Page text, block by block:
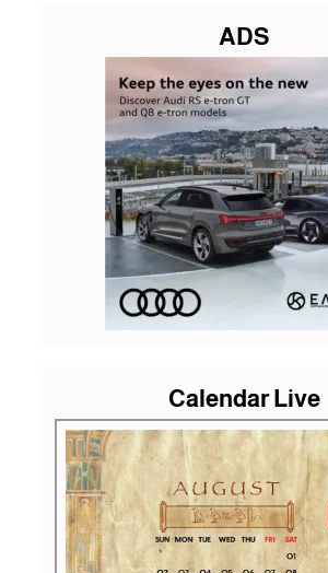
ADS
Calendar Live